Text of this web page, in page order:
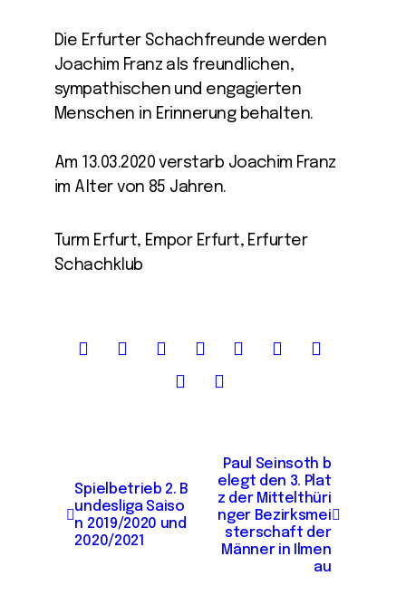
Die Erfurter Schachfreunde werden
Joachim Franz als freundlichen,
sympathischen und engagierten
Menschen in Erinnerung behalten.
Am 13.03.2020 verstarb Joachim Franz
im Alter von 85 Jahren.
Turm Erfurt, Empor Erfurt, Erfurter
Schachklub
Spielbetrieb 2. B
undesliga Saiso
n 2019/2020 und
2020/2021
Paul Seinsoth b
elegt den 3. Plat
z der Mittelthüri
nger Bezirksmei
sterschaft der
Männer in Ilmen
au